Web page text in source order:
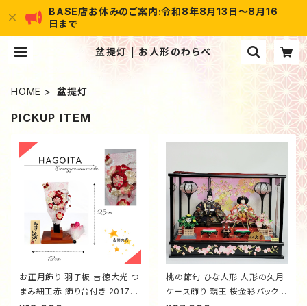
BASE店お休みのご案内:令和8年8月13日～8月16
日まで
盆提灯 | お人形のわらべ
HOME 盆提灯
PICKUP ITEM
お正月飾り 羽子板 吉徳大光 つ
まみ細工赤 飾り台付き 20170
桃の節句 ひな人形 人形の久月
ケース飾り 親王 桜金彩バック